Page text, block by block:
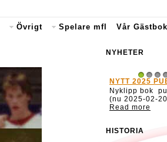
Övrigt Spelare mfl Vår Gästbok
NYHETER
1 2 3 4
NYTT 2025
Nyklipp bok
(nu 2025-02-20)
Read more
HISTORIA